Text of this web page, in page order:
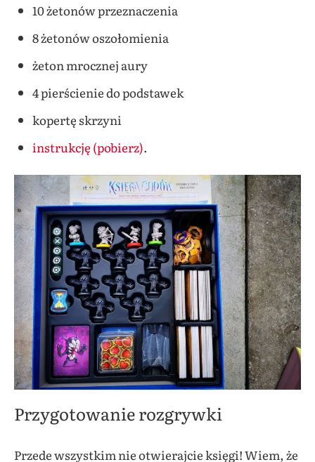
10 żetonów przeznaczenia
8 żetonów oszołomienia
żeton mrocznej aury
4 pierścienie do podstawek
kopertę skrzyni
instrukcję (pobierz).
Przygotowanie rozgrywki
Przede wszystkim nie otwierajcie księgi! Wiem, że